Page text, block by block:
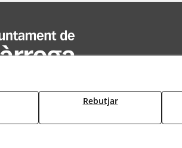
Rebutjar